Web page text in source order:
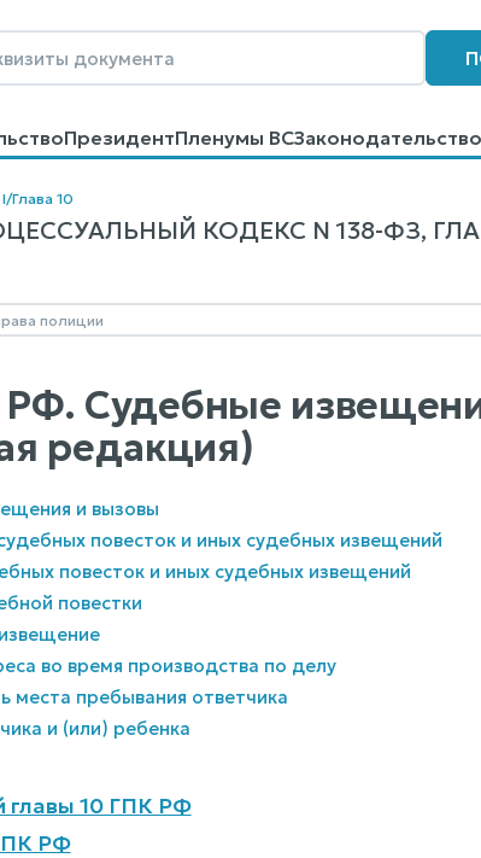
ПрезидентПленумы ВСЗаконодательство
КонтактыПомощьПоиск
/Глава 10
КОДЕКС N 138-ФЗ,
РФ. Судебные
редакция)
и вызовы
повесток и иных судебных извещений
повесток и иных судебных извещений
повестки
во время производства по делу
места пребывания ответчика
и (или) ребенка
главы 10 ГПК РФ
РФ